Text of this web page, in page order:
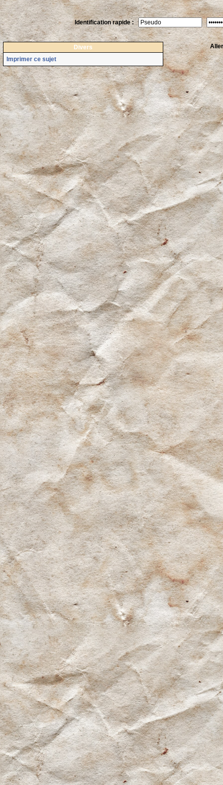
Identification rapide :
Divers
Imprimer ce sujet